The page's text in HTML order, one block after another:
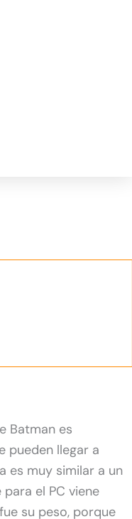
Batman es
pueden llegar a
es muy similar a un
el PC viene
su peso, porque